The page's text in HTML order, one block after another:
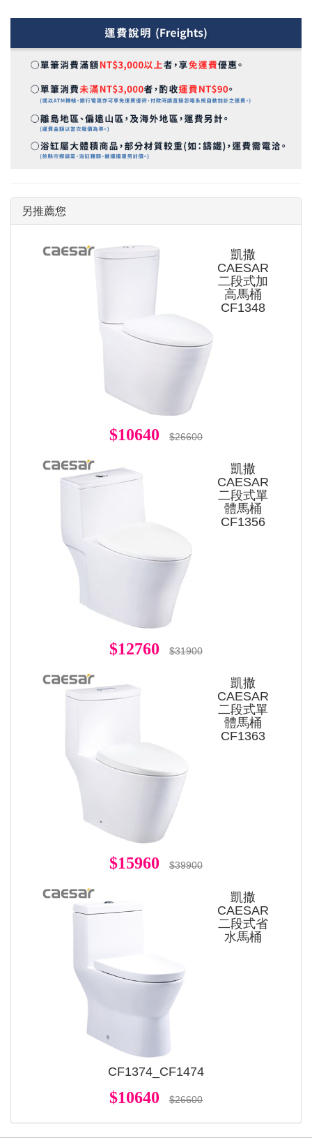
另推薦您
凱撒
CAESAR
二段式加
高馬桶
CF1348
$10640 $26600
凱撒
CAESAR
二段式單
體馬桶
CF1356
$12760 $31900
凱撒
CAESAR
二段式單
體馬桶
CF1363
$15960 $39900
凱撒
CAESAR
二段式省
水馬桶
CF1374_CF1474
$10640 $26600